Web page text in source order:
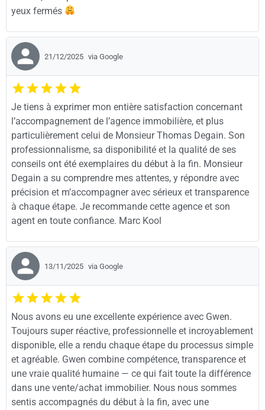
yeux fermés
21/12/2025 via Google
Je tiens à exprimer mon entière satisfaction concernant
l’accompagnement de l’agence immobilière, et plus
particulièrement celui de Monsieur Thomas Degain. Son
professionnalisme, sa disponibilité et la qualité de ses
conseils ont été exemplaires du début à la fin. Monsieur
Degain a su comprendre mes attentes, y répondre avec
précision et m’accompagner avec sérieux et transparence
à chaque étape. Je recommande cette agence et son
agent en toute confiance. Marc Kool
13/11/2025 via Google
Nous avons eu une excellente expérience avec Gwen.
Toujours super réactive, professionnelle et incroyablement
disponible, elle a rendu chaque étape du processus simple
et agréable. Gwen combine compétence, transparence et
une vraie qualité humaine — ce qui fait toute la différence
dans une vente/achat immobilier. Nous nous sommes
sentis accompagnés du début à la fin, avec une